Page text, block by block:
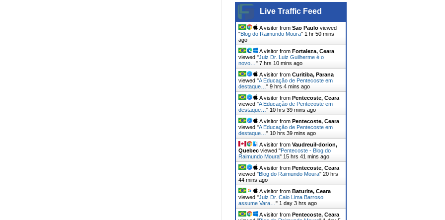
Live Traffic Feed
A visitor fromSao Paulo viewed
"Blog do Raimundo Moura" 1 hr 50 mins
ago
A visitor fromFortaleza, Ceara
viewed "Juiz Dr. Luiz Guilherme é o
novo…"7 hrs 10 mins ago
A visitor fromCuritiba, Parana
viewed "A Educação de Pentecoste em
destaque…"9 hrs 4 mins ago
A visitor fromPentecoste, Ceara
viewed "A Educação de Pentecoste em
destaque…" 10 hrs 39 mins ago
A visitor fromPentecoste, Ceara
viewed "A Educação de Pentecoste em
destaque…" 10 hrs 39 mins ago
A visitor fromVaudreuil-dorion,
Quebec viewed "Pentecoste - Blog do
Raimundo Moura" 15 hrs 41 mins ago
A visitor fromPentecoste, Ceara
viewed "Blog do Raimundo Moura"20 hrs
44 mins ago
A visitor fromBaturite, Ceara
viewed "Juiz Dr. Caio Lima Barroso
assume Vara…" 1 day 3 hrs ago
A visitor fromPentecoste, Ceara